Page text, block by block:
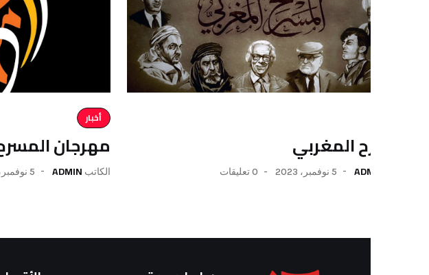
المغربي
0 تعليقات
مهرجان المسرح العربي
5 نوفمبر، 2023 0 تعليقات